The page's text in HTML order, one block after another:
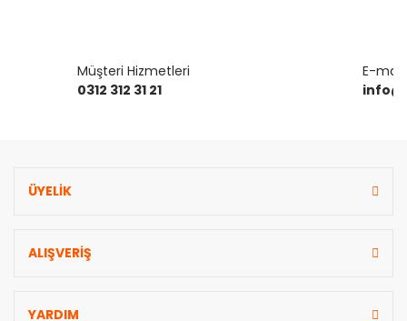
Müşteri Hizmetleri
0312 312 31 21
E-mail
ÜYELİK
ALIŞVERİŞ
YARDIM